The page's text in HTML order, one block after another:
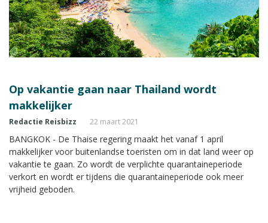
Op vakantie gaan naar Thailand wordt
makkelijker
Redactie Reisbizz 22 maart 2021
BANGKOK - De Thaise regering maakt het vanaf 1 april
makkelijker voor buitenlandse toeristen om in dat land weer op
vakantie te gaan. Zo wordt de verplichte quarantaineperiode
verkort en wordt er tijdens die quarantaineperiode ook meer
vrijheid geboden.